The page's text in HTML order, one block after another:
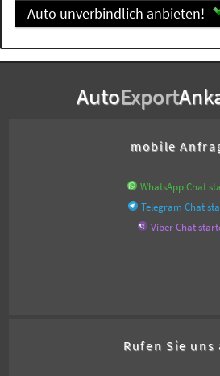
Auto unverbindlich anbieten!
AutoExport
mobile
WhatsApp Chat
Telegram Chat
Viber Chat
Rufen Sie uns